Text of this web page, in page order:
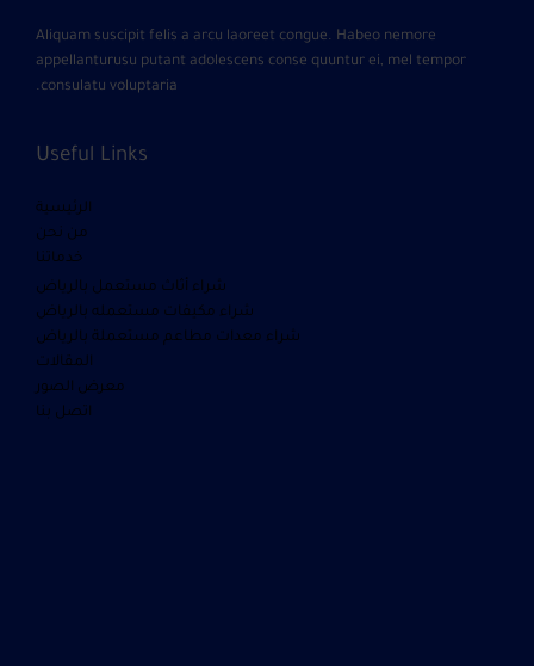
Aliquam suscipit felis a arcu laoreet congue. Habeo nemore
appellanturusu putant adolescens conse quuntur ei, mel tempor
consulatu voluptaria.
Useful Links
الرئيسية
من نحن
خدماتنا
شراء أثاث مستعمل بالرياض
شراء مكيفات مستعمله بالرياض
شراء معدات مطاعم مستعملة بالرياض
المقالات
معرض الصور
اتصل بنا